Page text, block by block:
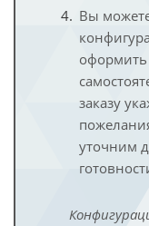
Вы
оформить
заказу
уточним